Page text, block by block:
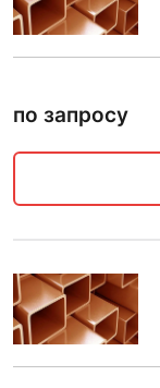
по запросу